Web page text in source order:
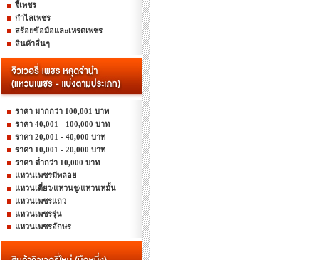
จี้เพชร
กำไลเพชร
สร้อยข้อมือและเหรดเพชร
สินค้าอื่นๆ
ราคา มากกว่า 100,001 บาท
ราคา 40,001 - 100,000 บาท
ราคา 20,001 - 40,000 บาท
ราคา 10,001 - 20,000 บาท
ราคา ต่ำกว่า 10,000 บาท
แหวนเพชรมีพลอย
แหวนเดี่ยว/แหวนชู/แหวนหมั้น
แหวนเพชรแถว
แหวนเพชรรุ่น
แหวนเพชรอักษร